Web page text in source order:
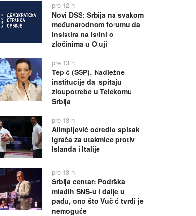
pre 12 h
Novi DSS: Srbija na svakom
međunarodnom forumu da
insistira na istini o
zločinima u Oluji
pre 13 h
Tepić (SSP): Nadležne
institucije da ispitaju
zloupotrebe u Telekomu
Srbija
pre 13 h
Alimpijević odredio spisak
igrača za utakmice protiv
Islanda i Italije
pre 13 h
Srbija centar: Podrška
mladih SNS-u i dalje u
padu, ono što Vučić tvrdi je
nemoguće